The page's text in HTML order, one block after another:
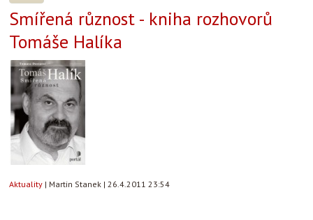
Smířená různost - kniha rozhovorů
Tomáše Halíka
Aktuality | Martin Stanek | 26.4.2011 23:54